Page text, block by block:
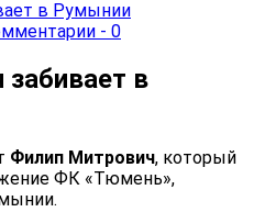
- 0
в
Филип Митрович, который
ФК «Тюмень»,